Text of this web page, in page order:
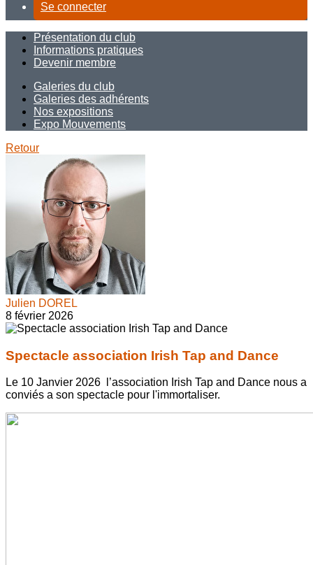
Se connecter
Présentation du club
Informations pratiques
Devenir membre
Galeries du club
Galeries des adhérents
Nos expositions
Expo Mouvements
Retour
Julien DOREL
8 février 2026
Spectacle association Irish Tap and Dance
Le 10 Janvier 2026 l’association Irish Tap and Dance nous a
conviés a son spectacle pour l'immortaliser.